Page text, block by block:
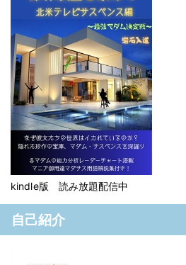
kindle版 読み放題配信中
自己紹介